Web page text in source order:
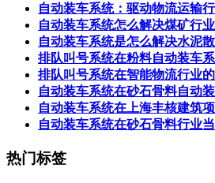
自动装车系统：驱动物流运输
自动装车系统怎么解决煤矿行
自动装车系统是怎么解决水泥
排队叫号系统在粉料自动装车
排队叫号系统在智能物流行业
自动装车系统在砂石骨料自动
自动装车系统在上海丰核建筑
自动装车系统在砂石骨料行业
热门标签